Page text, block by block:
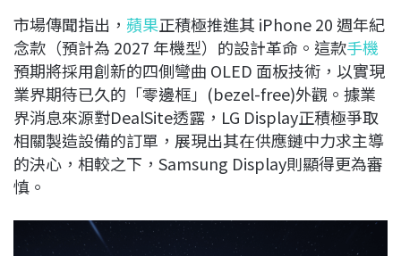
b
o
o
k
a
d
s
e
d
I
n
L
i
n
k
市場傳聞指出， 蘋果正積極推進其 iPhone 20 週年紀
念款（預計為 2027 年機型）的設計革命。這款手機
預期將採用創新的四側彎曲 OLED 面板技術，以實現
業界期待已久的「零邊框」(bezel-free)外觀。據業
界消息來源對DealSite透露，LG Display正積極爭取
相關製造設備的訂單，展現出其在供應鏈中力求主導
的決心，相較之下，Samsung Display則顯得更為審
慎。